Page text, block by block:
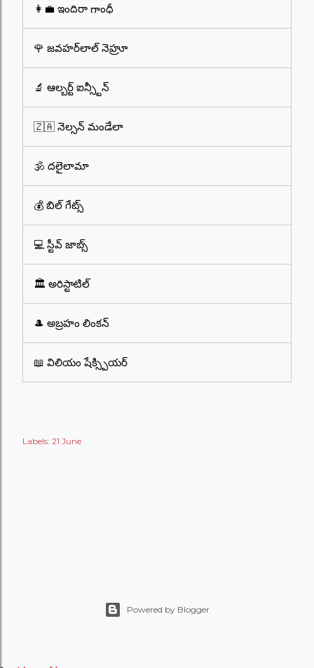
👩‍💼 ఇందిరా గాంధీ
🌹 జవహర్‌లాల్ నెహ్రూ
🔬 ఆల్బర్ట్ ఐన్స్టీన్
🇿🇦 నెల్సన్ మండేలా
🕉️ దలైలామా
💰 బిల్ గేట్స్
💻 స్టీవ్ జాబ్స్
🏛️ అరిస్టాటిల్
🎩 అబ్రహం లింకన్
📖 విలియం షేక్స్పియర్
Labels: 21 June
Powered by Blogger